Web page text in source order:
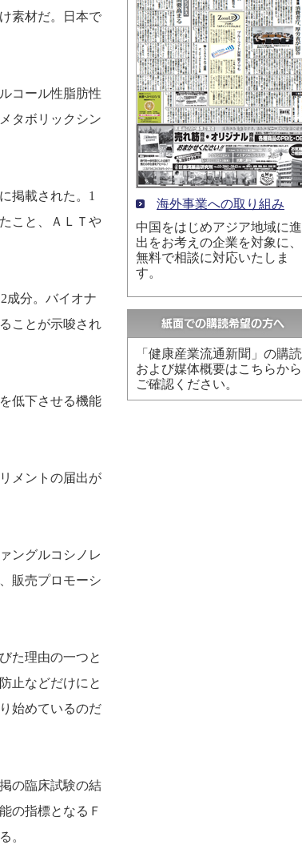
素材だ。日本で
コール性脂肪性
タボリックシン
掲載された。1
こと、ＡＬＴや
成分。バイオナ
ことが示唆され
低下させる機能
メントの届出が
ングルコシノレ
販売プロモーシ
た理由の一つと
止などだけにと
始めているのだ
の臨床試験の結
の指標となるＦ
。
海外事業への取り組み
中国をはじめアジア地域に進
出をお考えの企業を対象に、
無料で相談に対応いたしま
す。
「健康産業流通新聞」の購読
および媒体概要はこちらから
ご確認ください。